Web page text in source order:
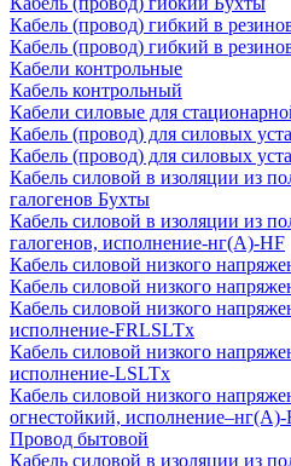
Кабель (провод) гибкий в
Кабель (провод) гибкий в
Кабели контрольные
Кабель контрольный
Кабели силовые для
Кабель (провод) для силовых
Кабель (провод) для силовых
Кабель силовой в изоляции из
галогенов Бухты
Кабель силовой в изоляции из
галогенов, исполнение-нг(А)-HF
Кабель силовой низкого
Кабель силовой низкого
Кабель силовой низкого
исполнение-FRLSLTx
Кабель силовой низкого
исполнение-LSLTx
Кабель силовой низкого
огнестойкий, исполнение–нг(А)-
Провод бытовой
Кабель силовой в изоляции из